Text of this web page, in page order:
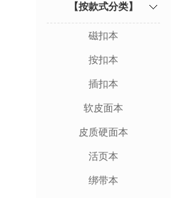
【按款式分类】
磁扣本
按扣本
插扣本
软皮面本
皮质硬面本
活页本
绑带本